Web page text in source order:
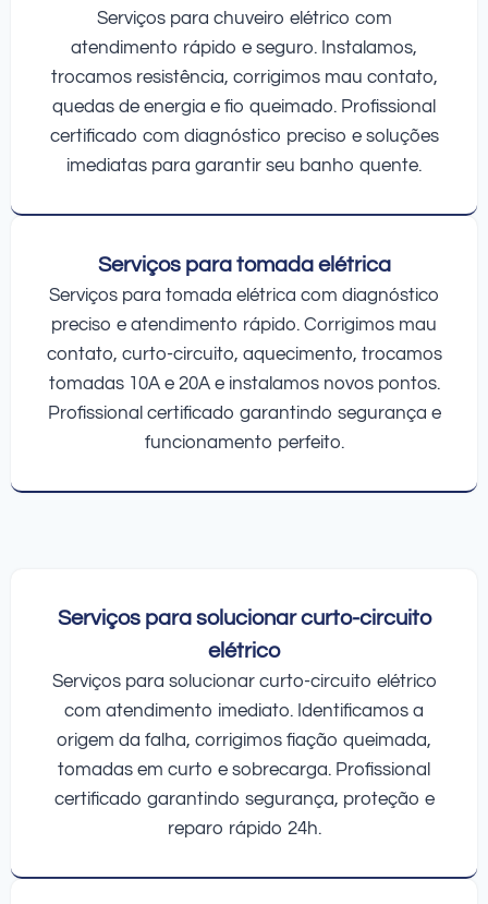
Serviços para chuveiro elétrico com
atendimento rápido e seguro. Instalamos,
trocamos resistência, corrigimos mau contato,
quedas de energia e fio queimado. Profissional
certificado com diagnóstico preciso e soluções
imediatas para garantir seu banho quente.
Serviços para tomada elétrica
Serviços para tomada elétrica com diagnóstico
preciso e atendimento rápido. Corrigimos mau
contato, curto-circuito, aquecimento, trocamos
tomadas 10A e 20A e instalamos novos pontos.
Profissional certificado garantindo segurança e
funcionamento perfeito.
Serviços para solucionar curto-circuito
elétrico
Serviços para solucionar curto-circuito elétrico
com atendimento imediato. Identificamos a
origem da falha, corrigimos fiação queimada,
tomadas em curto e sobrecarga. Profissional
certificado garantindo segurança, proteção e
reparo rápido 24h.